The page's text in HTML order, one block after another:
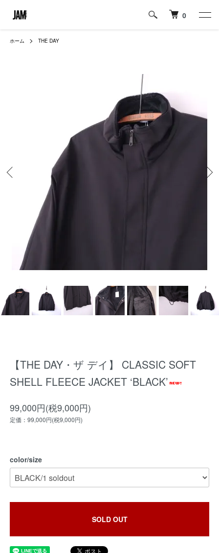
0
ホーム THE DAY
【THE DAY・ザ デイ】 CLASSIC SOFT
SHELL FLEECE JACKET ‘BLACK’
99,000円(税9,000円)
定価：99,000円(税9,000円)
color/size
SOLD OUT